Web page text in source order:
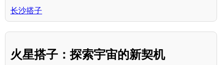
长沙搭子
火星搭子：探索宇宙的新契机